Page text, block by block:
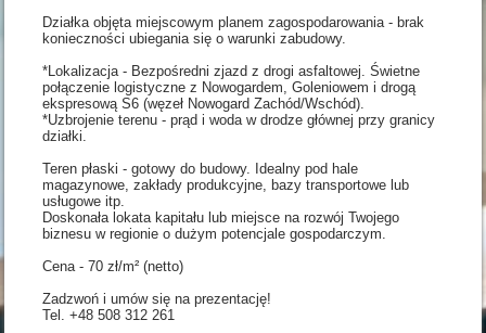
Działka objęta miejscowym planem zagospodarowania - brak
konieczności ubiegania się o warunki zabudowy.
*Lokalizacja - Bezpośredni zjazd z drogi asfaltowej. Świetne
połączenie logistyczne z Nowogardem, Goleniowem i drogą
ekspresową S6 (węzeł Nowogard Zachód/Wschód).
*Uzbrojenie terenu - prąd i woda w drodze głównej przy granicy
działki.
Teren płaski - gotowy do budowy. Idealny pod hale
magazynowe, zakłady produkcyjne, bazy transportowe lub
usługowe itp.
Doskonała lokata kapitału lub miejsce na rozwój Twojego
biznesu w regionie o dużym potencjale gospodarczym.
Cena - 70 zł/m² (netto)
Zadzwoń i umów się na prezentację!
Tel. +48 508 312 261